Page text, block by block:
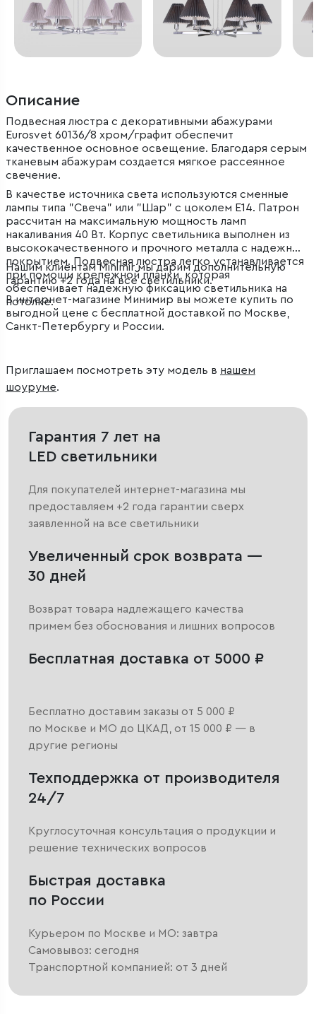
Описание
Подвесная люстра с декоративными абажурами
Eurosvet 60136/8 хром/графит обеспечит
качественное основное освещение. Благодаря серым
тканевым абажурам создается мягкое рассеянное
свечение.
В качестве источника света используются сменные
лампы типа "Свеча" или "Шар" с цоколем E14. Патрон
рассчитан на максимальную мощность ламп
накаливания 40 Вт. Корпус светильника выполнен из
высококачественного и прочного металла с надежным
покрытием. Подвесная люстра легко устанавливается
при помощи крепежной планки, которая
обеспечивает надежную фиксацию светильника на
потолке.
Нашим клиентам Minimir мы дарим дополнительную
гарантию +2 года на все светильники.
В интернет-магазине Минимир вы можете купить по
выгодной цене с бесплатной доставкой по Москве,
Санкт-Петербургу и России.
Приглашаем посмотреть эту модель в нашем
шоуруме.
Гарантия 7 лет на
LED светильники
Для покупателей интернет-магазина мы
предоставляем +2 года гарантии сверх
заявленной на все светильники
Увеличенный срок возврата —
30 дней
Возврат товара надлежащего качества
примем без обоснования и лишних вопросов
Бесплатная доставка от 5000 ₽
Бесплатно доставим заказы от 5 000 ₽
по Москве и МО до ЦКАД, от 15 000 ₽ — в
другие регионы
Техподдержка от производителя
24/7
Круглосуточная консультация о продукции и
решение технических вопросов
Быстрая доставка
по России
Курьером по Москве и МО: завтра
Самовывоз: сегодня
Транспортной компанией: от 3 дней